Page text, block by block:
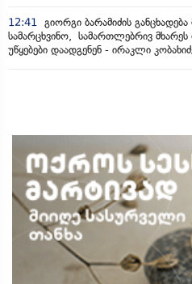
12:41 გიორგი ბარამიძის
სამარცხვინო, სამართლებრივ მხარეს
უწყებები დაადგენენ - ირაკლი